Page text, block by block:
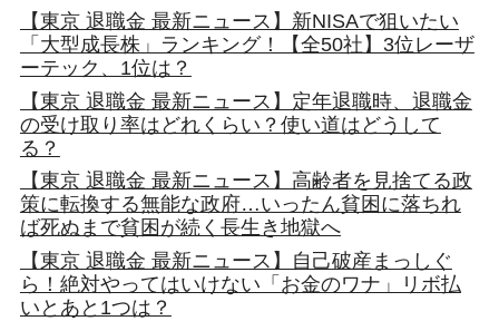
【東京 退職金 最新ニュース】新NISAで狙いたい
「大型成長株」ランキング！【全50社】3位レーザ
ーテック、1位は？
【東京 退職金 最新ニュース】定年退職時、退職金
の受け取り率はどれくらい？使い道はどうして
る？
【東京 退職金 最新ニュース】高齢者を見捨てる政
策に転換する無能な政府…いったん貧困に落ちれ
ば死ぬまで貧困が続く長生き地獄へ
【東京 退職金 最新ニュース】自己破産まっしぐ
ら！絶対やってはいけない「お金のワナ」リボ払
いとあと1つは？